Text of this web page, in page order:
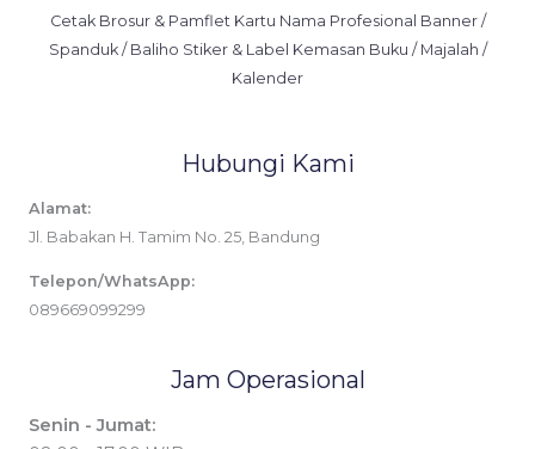
Cetak Brosur & Pamflet Kartu Nama Profesional Banner /
Spanduk / Baliho Stiker & Label Kemasan Buku / Majalah /
Kalender
Hubungi Kami
Alamat:
Jl. Babakan H. Tamim No. 25, Bandung
Telepon/WhatsApp:
089669099299
Jam Operasional
Senin - Jumat: